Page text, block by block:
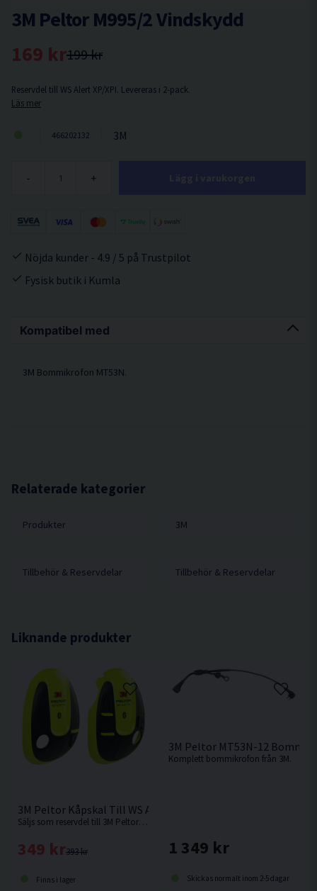
Kompatibel med
3M Bommikrofon MT53N.
Relaterade kategorier
Produkter 3M
Tillbehör & Reservdelar Tillbehör & Reservdelar
3M Peltor M995/2 Vindskydd
199 kr
169 kr
Reservdel till WS Alert XP/XPI. Levereras i 2-pack.
Läs mer
466202132 3M
- +
Nöjda kunder - 4.9 / 5 på Trustpilot
Fysisk butik i Kumla
Liknande produkter
Säljs som reservdel till 3M Peltor kåpor.
393 kr
349 kr
Finns i lager
3M Peltor MT53N-12
Komplett bommikrofon från 3M.
1 349 kr
Skickas normalt inom 2-5 dagar